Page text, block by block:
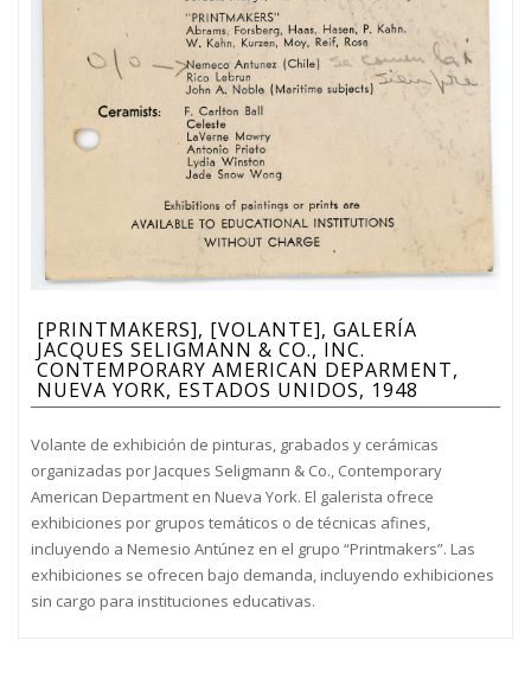
[PRINTMAKERS], [VOLANTE], GALERÍA
JACQUES SELIGMANN & CO., INC.
CONTEMPORARY AMERICAN DEPARMENT,
NUEVA YORK, ESTADOS UNIDOS, 1948
Volante de exhibición de pinturas, grabados y cerámicas
organizadas por Jacques Seligmann & Co., Contemporary
American Department en Nueva York. El galerista ofrece
exhibiciones por grupos temáticos o de técnicas afines,
incluyendo a Nemesio Antúnez en el grupo “Printmakers”. Las
exhibiciones se ofrecen bajo demanda, incluyendo exhibiciones
sin cargo para instituciones educativas.